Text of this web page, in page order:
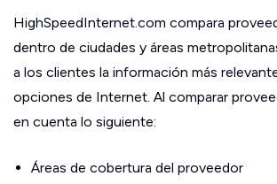
HighSpeedInternet.com compara
dentro de ciudades y áreas
a los clientes la información más
opciones de Internet. Al comparar
en cuenta lo siguiente:
Áreas de cobertura del proveedor